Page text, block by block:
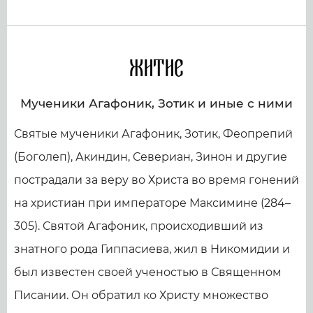
Житие
Мученики Агафоник, Зотик и иные с ними
Святые мученики Агафоник, Зотик, Феопрепий
(Боголеп), Акиндин, Севериан, Зинон и другие
пострадали за веру во Христа во время гонений
на христиан при императоре Максимине (284–
305). Святой Агафоник, происходивший из
знатного рода Гиппасиева, жил в Никомидии и
был известен своей ученостью в Священном
Писании. Он обратил ко Христу множество